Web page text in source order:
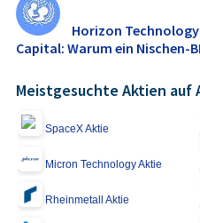
Horizon
Capital: Warum ein Nischen-
Meistgesuchte Aktien auf
SpaceX Aktie
Micron Technology Aktie
Rheinmetall Aktie